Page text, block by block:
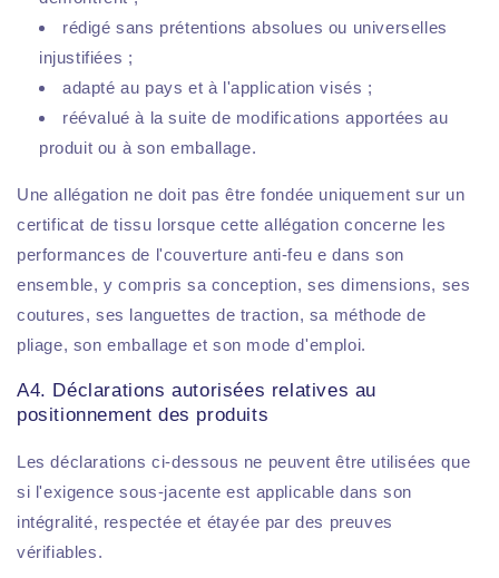
rédigé sans prétentions absolues ou universelles
injustifiées ;
adapté au pays et à l'application visés ;
réévalué à la suite de modifications apportées au
produit ou à son emballage.
Une allégation ne doit pas être fondée uniquement sur un
certificat de tissu lorsque cette allégation concerne les
performances de l'couverture anti-feu e dans son
ensemble, y compris sa conception, ses dimensions, ses
coutures, ses languettes de traction, sa méthode de
pliage, son emballage et son mode d'emploi.
A4. Déclarations autorisées relatives au
positionnement des produits
Les déclarations ci-dessous ne peuvent être utilisées que
si l'exigence sous-jacente est applicable dans son
intégralité, respectée et étayée par des preuves
vérifiables.